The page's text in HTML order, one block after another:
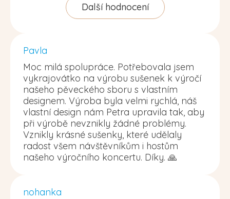
Další hodnocení
Pavla
Moc milá spolupráce. Potřebovala jsem
vykrajovátko na výrobu sušenek k výročí
našeho pěveckého sboru s vlastním
designem. Výroba byla velmi rychlá, náš
vlastní design nám Petra upravila tak, aby
při výrobě nevznikly žádné problémy.
Vznikly krásné sušenky, které udělaly
radost všem návštěvníkům i hostům
našeho výročního koncertu. Díky. 🙏
nohanka